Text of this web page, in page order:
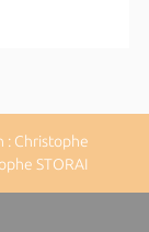
Christophe
STORAI